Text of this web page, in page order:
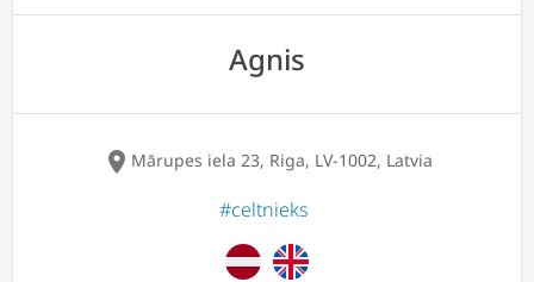
Agnis
location_on Mārupes iela 23, Riga, LV-1002, Latvia
#celtnieks